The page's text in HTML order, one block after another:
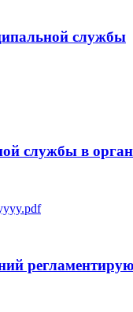
службы
службы в